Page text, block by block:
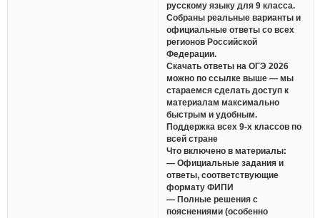
русскому языку для 9 класса.
Собраны реальные варианты и
официальные ответы со всех
регионов Российской
Федерации.
Скачать ответы на ОГЭ 2026
можно по ссылке выше — мы
стараемся сделать доступ к
материалам максимально
быстрым и удобным.
Поддержка всех 9-х классов по
всей стране
Что включено в материалы:
— Официальные задания и
ответы, соответствующие
формату ФИПИ
— Полные решения с
пояснениями (особенно